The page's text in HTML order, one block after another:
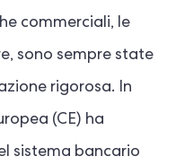
commerciali, le
sono sempre state
rigorosa. In
(CE) ha
sistema bancario